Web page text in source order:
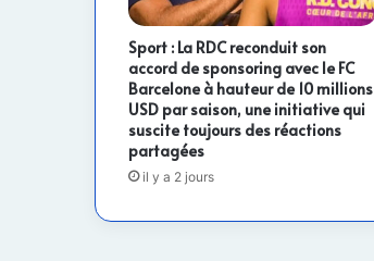
Sport : La RDC reconduit son
accord de sponsoring avec le FC
Barcelone à hauteur de 10 millions
USD par saison, une initiative qui
suscite toujours des réactions
partagées
il y a 2 jours